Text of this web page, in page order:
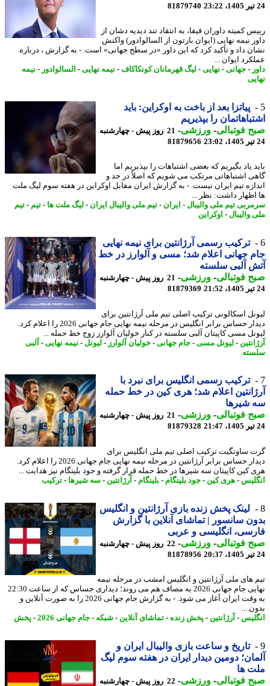
81879740
کمیته داوران فیفا، به انتقاد تند دیدیه دشان از
نیمه نهایی (ایوان بارتون از السالوادور) واکنش
داد و تأکید کرد که این داور «در سطح جهانی» است. - به گزارش ، درباره
ایوان ...
- جهانی-نهایی-لیگ قهرمانان کونکاکاف-نیمه نهایی-السالوادور-نیمه
پیاتزا بعد از باخت به اوکراین: باید
را بپذیریم
فوتبالی-ورزشی-
21 روز پیش - چهارشنبه
81879656
یاد بگیریم که بعضی اشتباهات را بپذیریم اما
اشتباهاتی مرتکب می شویم که اصلاً در حد و
تیم ایران نیست. - به گزارش ایران مقابل اوکراین در هفته سوم لیگ ملت
داشت: نظر ...
تیم ملی والیبال-ایران - تیم ملی والیبال ایران - لیگ ملت ها- تیم -تیم
والیبال-اوکراین
ترکیب رسمی آرژانتین برای نیمه نهایی
جهانی اعلام شد؛ مسی و آلوارز در خط
آلبی سلسته
فوتبالی-ورزشی-
21 روز پیش - چهارشنبه
81879369
اسکالونی ترکیب اصلی تیم ملی آرژانتین برای
دیدار حساس برابر انگلیس در مرحله نیمه نهایی جام جهانی 2026 را اعلام کرد.
مسی کاپیتان آلبی سلسته در کنار خولیان آلوارز زوج خط حمله ...
-لیونل مسی-جام جهانی-خولیان آلوارز- لیونل-نیمه نهایی-آلبی
ترکیب رسمی انگلیس برای نبرد با
اعلام شد؛ هری کین در خط حمله
شیرها
فوتبالی-ورزشی-
21 روز پیش - چهارشنبه
81879328
ساوتگیت ترکیب اصلی تیم ملی انگلیس برای
دیدار حساس برابر آرژانتین در مرحله نیمه نهایی جام جهانی 2026 را اعلام کرد.
کین کاپیتان سه شیرها در خط حمله قرار گرفته و جود بلینگام نیز هدایت ...
-هری کین-جود بلینگام-بلینگام-آرژانتین -سه شیرها- ترکیب
لینک پخش زنده بازی آرژانتین و انگلیس
سانسور | تماشای آنلاین با گزارش
انگلیسی و عربی
فوتبالی-ورزشی-
22 روز پیش - چهارشنبه
81878956
های ملی آرژانتین و انگلیس امشب در مرحله نیمه
نهایی جام جهانی 2026 به مصاف هم می روند؛ دیداری حساس که از ساعت 22:30
به وقت ایران آغاز می شود. - به گزارش جام جهانی 2026 را به صورت آنلاین و
...
-آرژانتین -پخش زنده -تماشای آنلاین-شبکه-جام جهانی 2026 -پخش
تاریخ و ساعت بازی والیبال ایران و
دومین دیدار ایران در هفته سوم لیگ
ها
فوتبالی-ورزشی-
22 روز پیش - چهارشنبه